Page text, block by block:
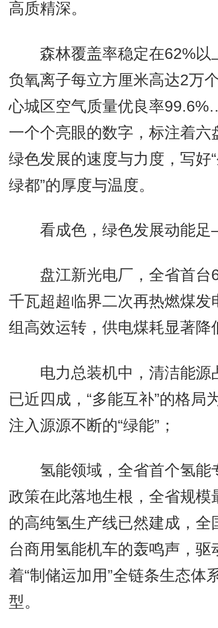
高质精深。
森林覆盖率稳定在62%以
负氧离子每立方厘米高达2万
心城区空气质量优良率
一个个亮眼的数字，标注着六
绿色发展的速度与力度，写好
绿都”的厚度与温度。
看成色，绿色发展动能
盘江新光电厂，全省首台
千瓦超超临界二次再热燃煤发
组高效运转，供电煤耗显著降
电力总装机中，清洁能源
已近四成，“多能互补”的格局
注入源源不断的“绿能”；
氢能领域，全省首个氢能
政策在此落地生根，全省规模
的高纯氢生产线已然建成，全
台商用氢能机车的轰鸣声，驱
着“制储运加用”全链条生态体
型。